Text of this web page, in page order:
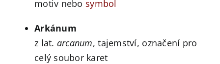
motiv nebo symbol
Arkánum
z lat. arcanum, tajemství, označení pro
celý soubor karet